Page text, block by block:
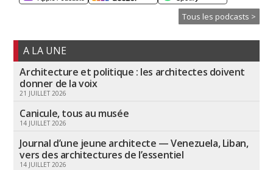
Tous les podcasts >
A LA UNE
Architecture et politique : les architectes doivent
donner de la voix
21 JUILLET 2026
Canicule, tous au musée
14 JUILLET 2026
Journal d’une jeune architecte — Venezuela, Liban,
vers des architectures de l’essentiel
14 JUILLET 2026